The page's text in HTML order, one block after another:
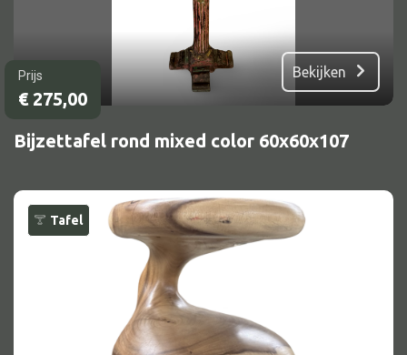
Prijs
€275,00
Bekijken
Bijzettafel rond mixed color 60x60x107
Tafel